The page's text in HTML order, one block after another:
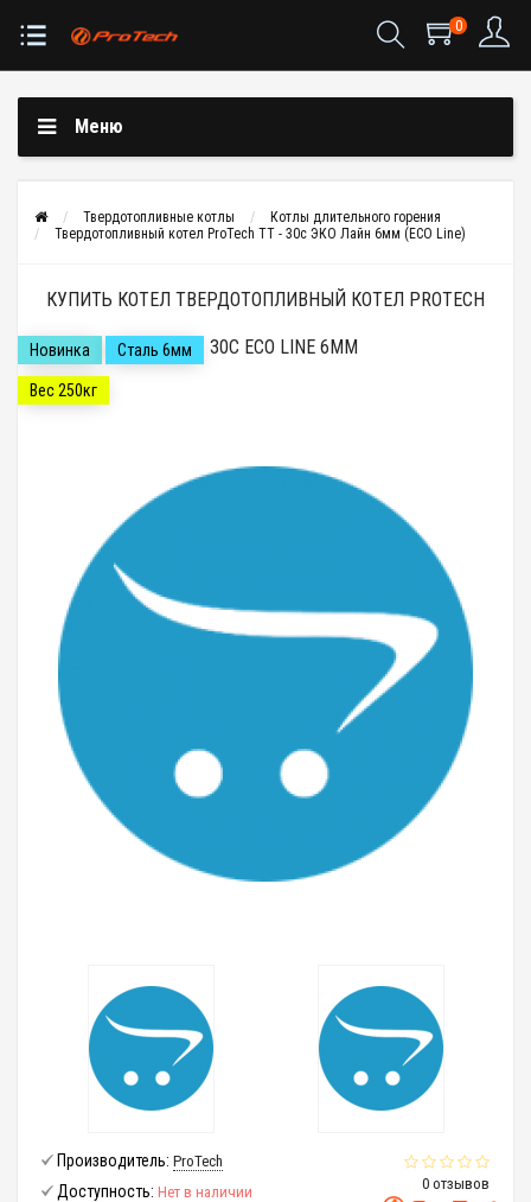
0
Меню
Твердотопливные котлы
Котлы длительного горения
Твердотопливный котел ProTech ТТ - 30с ЭКО Лайн 6мм (ECO Line)
КУПИТЬ КОТЕЛ ТВЕРДОТОПЛИВНЫЙ КОТЕЛ PROTECH
ТТ - 30С ECO LINE 6ММ
Новинка Сталь 6мм
Вес 250кг
0 отзывов
Производитель: ProTech
Доступность: Нет в наличии